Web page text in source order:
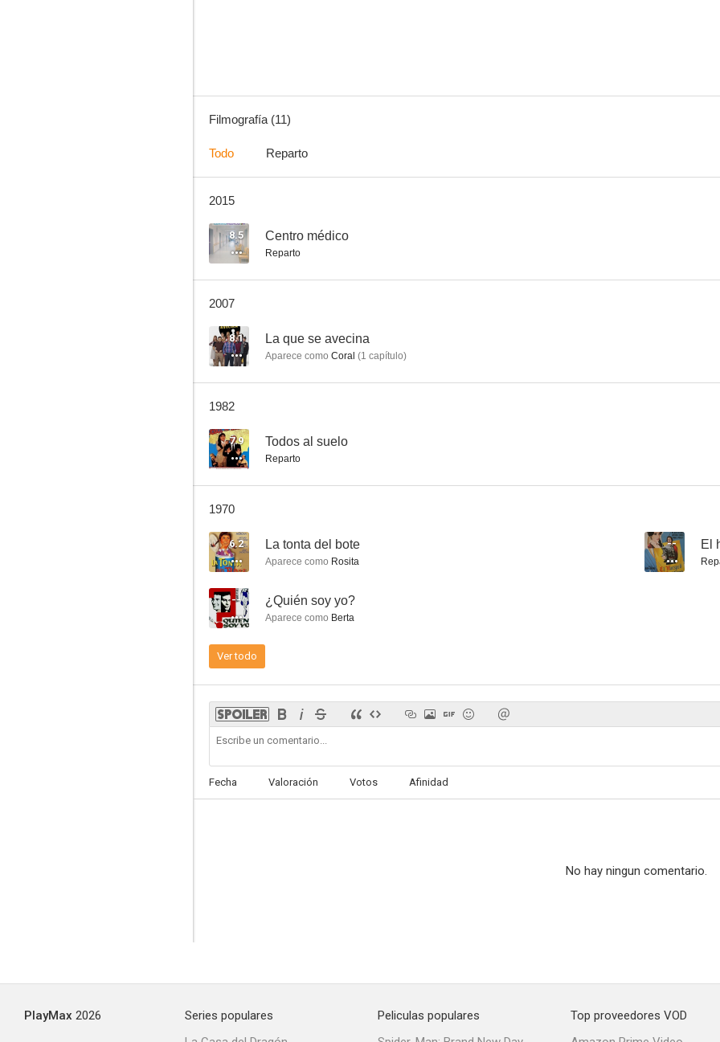
Filmografía (11)
Todo Reparto
2015
8.5 Centro médico
Reparto
2007
8.1 La que se avecina
Aparece como Coral (1 capítulo)
1982
7.9 Todos al suelo
Reparto
1970
6.2 La tonta del bote
Aparece como Rosita
-- El
-- ¿Quién soy yo?
Aparece como Berta
Ver todo
Fecha Valoración Votos Afinidad
No hay ningun comentario.
PlayMax 2026
Series populares
Peliculas populares
Top proveedores VOD